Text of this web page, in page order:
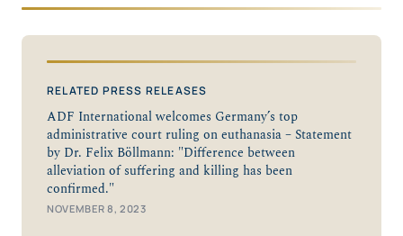
RELATED PRESS RELEASES
ADF International welcomes Germany’s top
administrative court ruling on euthanasia – Statement
by Dr. Felix Böllmann: "Difference between
alleviation of suffering and killing has been
confirmed."
NOVEMBER 8, 2023